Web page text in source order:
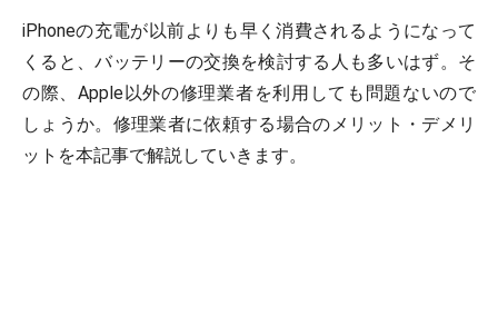
iPhoneの充電が以前よりも早く消費されるようになって
くると、バッテリーの交換を検討する人も多いはず。そ
の際、Apple以外の修理業者を利用しても問題ないので
しょうか。修理業者に依頼する場合のメリット・デメリ
ットを本記事で解説していきます。